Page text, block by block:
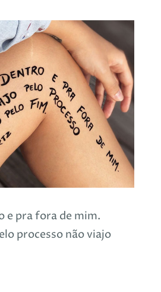
e pra fora de mim.
processo não viajo